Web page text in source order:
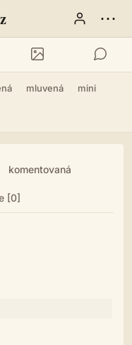
⋯
mluvená mini
komentovaná
[0]